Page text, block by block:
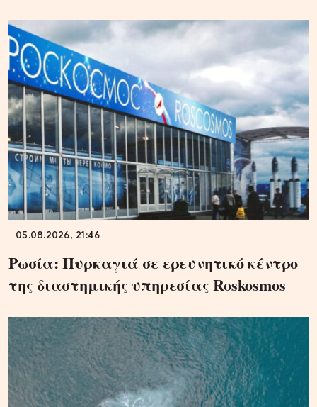
05.08.2026, 21:46
Ρωσία: Πυρκαγιά σε ερευνητικό κέντρο
της διαστημικής υπηρεσίας Roskosmos